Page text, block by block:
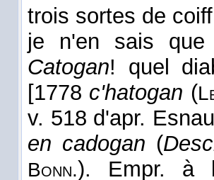
trois sortes de
je n'en sais
Catogan! quel
[1778 c'hatogan (
v. 518 d'apr.
en cadogan (
Bonn.). Empr. à